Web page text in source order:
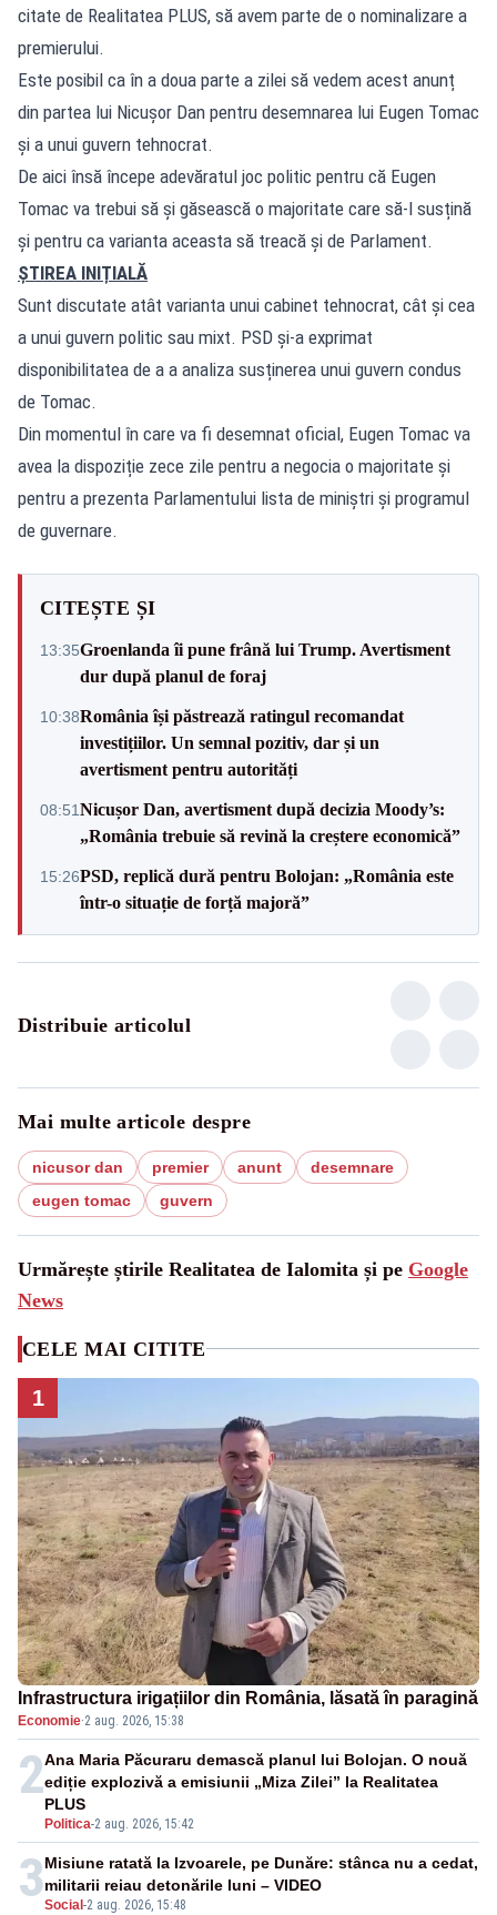
citate de Realitatea PLUS, să avem parte de o nominalizare a
premierului.
Este posibil ca în a doua parte a zilei să vedem acest anunț
din partea lui Nicușor Dan pentru desemnarea lui Eugen Tomac
și a unui guvern tehnocrat.
De aici însă începe adevăratul joc politic pentru că Eugen
Tomac va trebui să și găsească o majoritate care să-l susțină
și pentru ca varianta aceasta să treacă și de Parlament.
ȘTIREA INIȚIALĂ
Sunt discutate atât varianta unui cabinet tehnocrat, cât și cea
a unui guvern politic sau mixt. PSD și-a exprimat
disponibilitatea de a a analiza susținerea unui guvern condus
de Tomac.
Din momentul în care va fi desemnat oficial, Eugen Tomac va
avea la dispoziție zece zile pentru a negocia o majoritate și
pentru a prezenta Parlamentului lista de miniștri și programul
de guvernare.
CITEȘTE ȘI
13:35Groenlanda îi pune frână lui Trump. Avertisment
dur după planul de foraj
10:38România își păstrează ratingul recomandat
investițiilor. Un semnal pozitiv, dar și un
avertisment pentru autorități
08:51Nicușor Dan, avertisment după decizia Moody’s:
„România trebuie să revină la creștere economică”
15:26PSD, replică dură pentru Bolojan: „România este
într-o situație de forță majoră”
Distribuie articolul
Mai multe articole despre
nicusor dan premier anunt
desemnare
eugen tomac
guvern
Urmărește știrile Realitatea de Ialomita și pe Google
News
CELE MAI CITITE
1
Infrastructura irigațiilor din România, lăsată în paragină
Economie·2 aug. 2026, 15:38
2
Politica-2 aug. 2026, 15:42
Ana Maria Păcuraru demască planul lui Bolojan. O nouă
ediție explozivă a emisiunii „Miza Zilei” la Realitatea
PLUS
3Social -2 aug. 2026, 15:48
Misiune ratată la Izvoarele, pe Dunăre: stânca nu a cedat,
militarii reiau detonările luni – VIDEO